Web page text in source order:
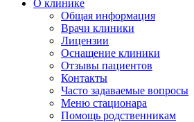
О клинике
Общая информация
Врачи клиники
Лицензии
Оснащение клиники
Отзывы пациентов
Контакты
Часто задаваемые вопросы
Меню стационара
Помощь родственникам